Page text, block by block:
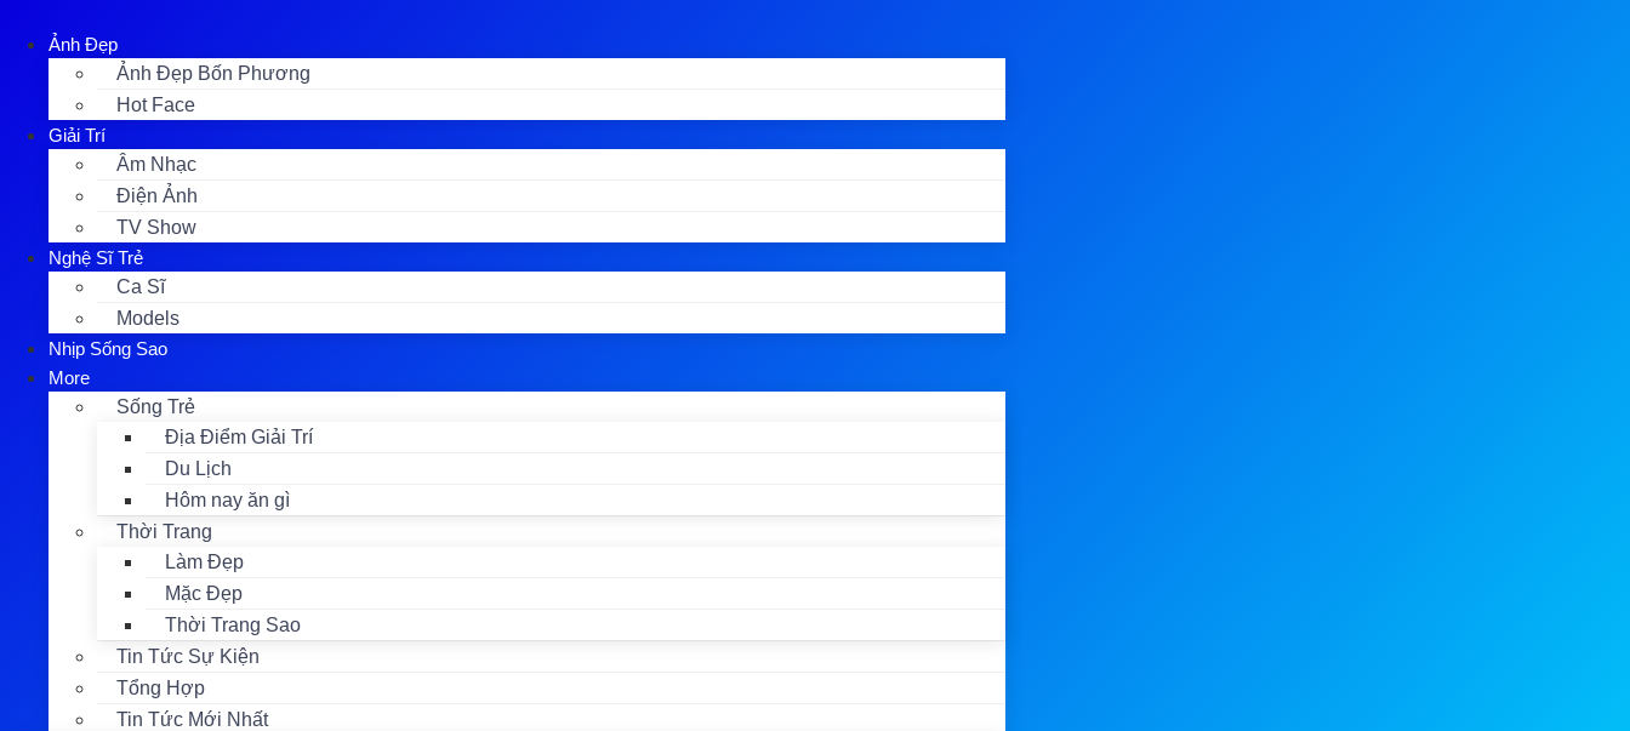
Ảnh Đẹp
Ảnh Đẹp Bốn Phương
Hot Face
Giải Trí
Âm Nhạc
Điện Ảnh
TV Show
Nghệ Sĩ Trẻ
Ca Sĩ
Models
Nhịp Sống Sao
More
Sống Trẻ
Địa Điểm Giải Trí
Du Lịch
Hôm nay ăn gì
Thời Trang
Làm Đẹp
Mặc Đẹp
Thời Trang Sao
Tin Tức Sự Kiện
Tổng Hợp
Tin Tức Mới Nhất